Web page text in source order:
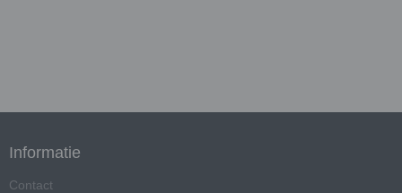
Informatie
Contact